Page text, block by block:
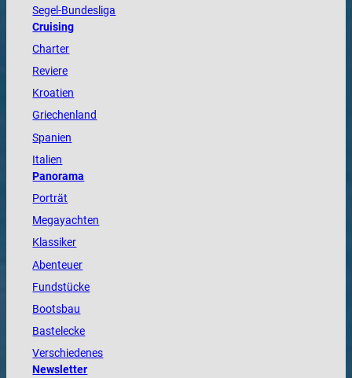
Segel-Bundesliga
Cruising
Charter
Reviere
Kroatien
Griechenland
Spanien
Italien
Panorama
Porträt
Megayachten
Klassiker
Abenteuer
Fundstücke
Bootsbau
Bastelecke
Verschiedenes
Newsletter